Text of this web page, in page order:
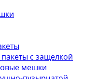
с защелкой
мешки